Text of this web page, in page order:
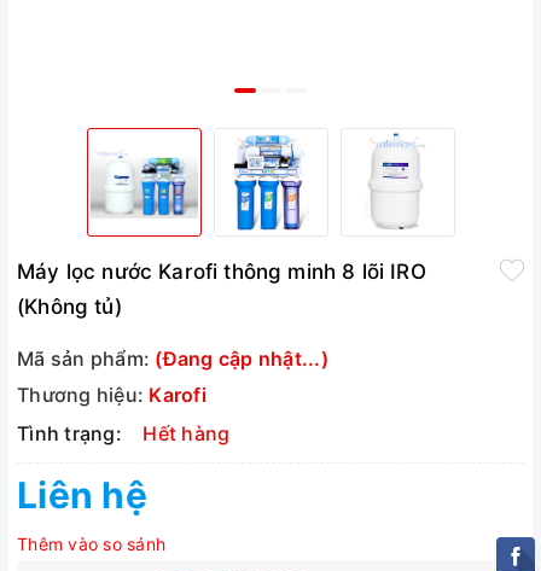
Máy lọc nước Karofi thông minh 8 lõi IRO
(Không tủ)
Mã sản phẩm: (Đang cập nhật...)
Thương hiệu: Karofi
Tình trạng:
Hết hàng
Liên hệ
Thêm vào so sánh